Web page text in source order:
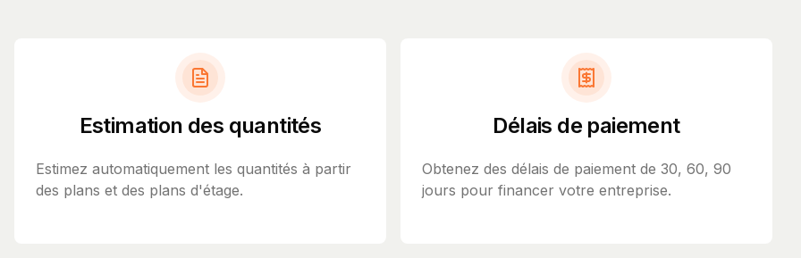
Estimation des quantités
Estimez automatiquement les quantités à partir
des plans et des plans d'étage.
Délais de paiement
Obtenez des délais de paiement de 30, 60, 90
jours pour financer votre entreprise.